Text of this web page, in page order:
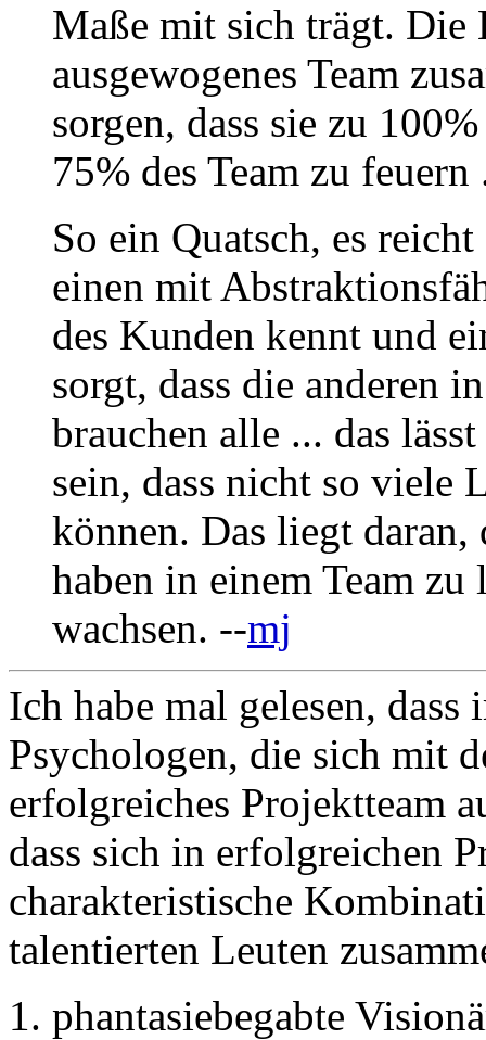
Maße mit sich trägt. Die
ausgewogenes Team
sorgen, dass sie zu
75% des Team zu
So ein Quatsch, es
einen mit
des Kunden kennt und
sorgt, dass die anderen
brauchen alle ... das
sein, dass nicht so viele
können. Das liegt
haben in einem Team
wachsen. --mj
Ich habe mal gelesen,
Psychologen, die sich mit
erfolgreiches Projektteam
dass sich in erfolgreichen
charakteristische
talentierten Leuten
phantasiebegabte